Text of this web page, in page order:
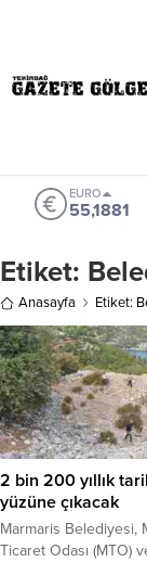
EURO
55,1881
Etiket:
Anasayfa Etiket:
2 bin 200 yıllık
yüzüne çıkacak
Marmaris Belediyesi,
Ticaret Odası (MTO)